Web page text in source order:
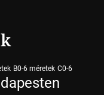
B0-6 méretek C0-6